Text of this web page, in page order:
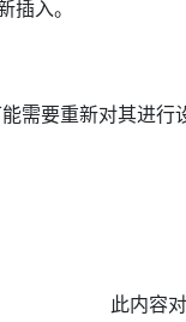
插入。
需要重新对其进行
此内容